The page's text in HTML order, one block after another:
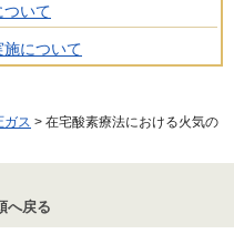
いて
について
ガス > 在宅酸素療法における火気の
へ戻る